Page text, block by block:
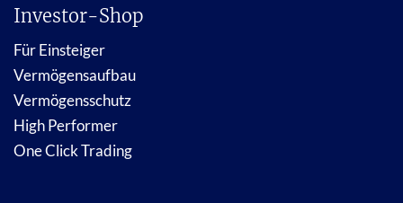
Investor-Shop
Für Einsteiger
Vermögensaufbau
Vermögensschutz
High Performer
One Click Trading